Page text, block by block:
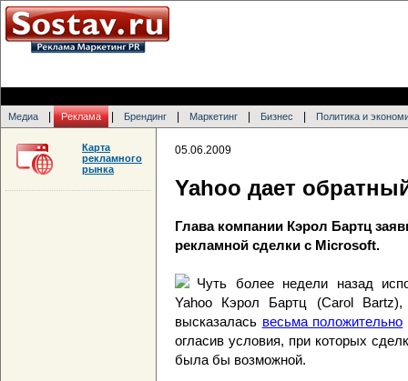
Медиа Реклама Брендинг Маркетинг Бизнес Политика и
05.06.2009
Yahoo дает
Глава компании Кэрол Бартц
рекламной сделки с Microsoft.
Чуть более недели назад
Yahoo Кэрол Бартц (Carol
высказалась весьма положительно
огласив условия, при которых
была бы возможной.
Карта
рекламного
рынка